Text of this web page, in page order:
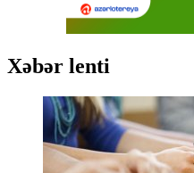
Xəbər lenti